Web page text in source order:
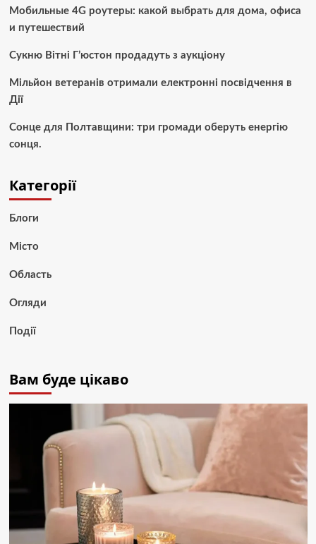
Мобильные 4G роутеры: какой выбрать для дома, офиса
и путешествий
Сукню Вітні Г’юстон продадуть з аукціону
Мільйон ветеранів отримали електронні посвідчення в
Дії
Сонце для Полтавщини: три громади оберуть енергію
сонця.
Категорії
Блоги
Місто
Область
Огляди
Події
Вам буде цікаво